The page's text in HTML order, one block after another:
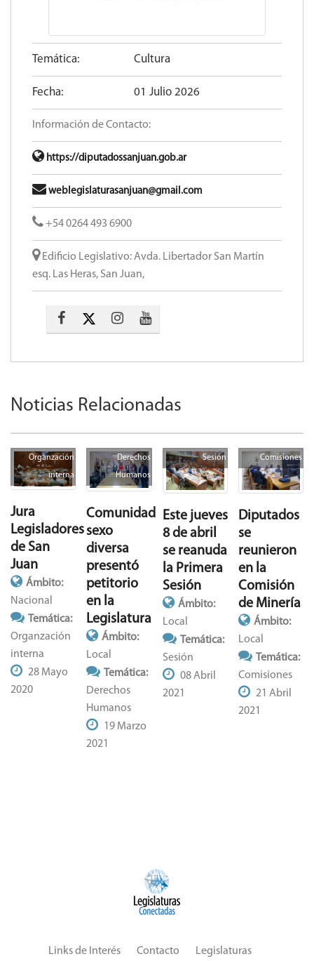
Temática: Cultura
Fecha: 01 Julio 2026
Información de Contacto:
https://diputadossanjuan.gob.ar
weblegislaturasanjuan@gmail.com
+54 0264 493 6900
Edificio Legislativo: Avda. Libertador San Martín
esq. Las Heras, San Juan,
Noticias Relacionadas
Organzación
interna
Jura
Legisladores
de San
Juan
Ámbito:
Nacional
Temática:
Organzación
interna
28 Mayo
2020
Derechos
Humanos
Comunidad
sexo
diversa
presentó
petitorio
en la
Legislatura
Ámbito:
Local
Temática:
Derechos
Humanos
19 Marzo
2021
Sesión
Este jueves
8 de abril
se reanuda
la Primera
Sesión
Ámbito:
Local
Temática:
Sesión
08 Abril
2021
Comisiones
Diputados
se
reunieron
en la
Comisión
de Minería
Ámbito:
Local
Temática:
Comisiones
21 Abril
2021
Links de Interés Contacto Legislaturas